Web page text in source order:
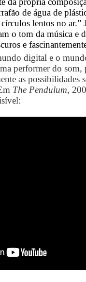
de água de
lentos no ar.”
o tom da música e
e
digital e o
performer do som,
as possibilidades
The Pendulum,